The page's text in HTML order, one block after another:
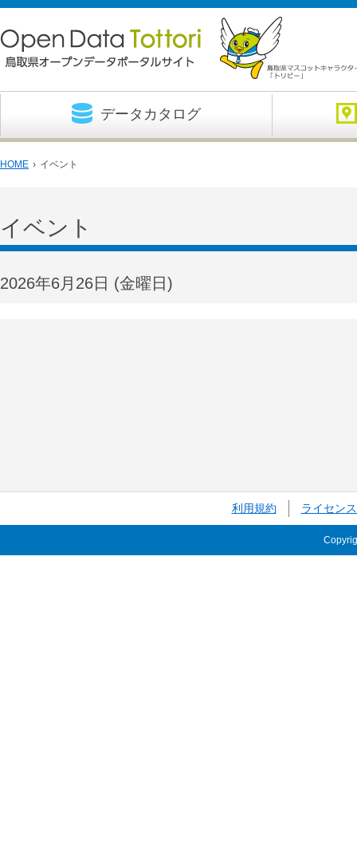
データカタログ
HOME › イベント
イベント
2026年6月26日 (金曜日 )
利用規約 ライセン